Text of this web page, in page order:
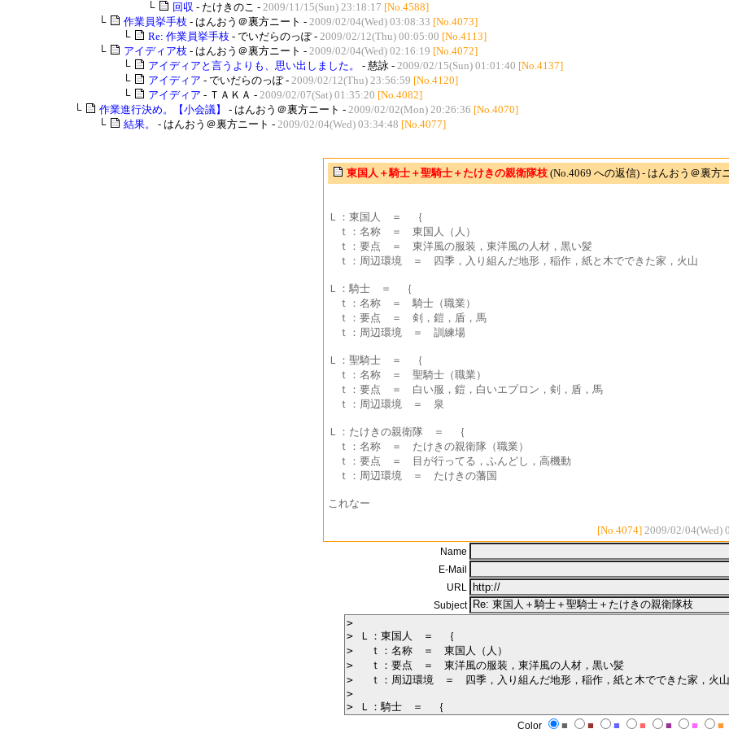
└ 回収 - たけきのこ - 2009/11/15(Sun) 23:18:17 [No.4588]
└
作業員挙手枝 - はんおう＠裏方ニート - 2009/02/04(Wed) 03:08:33 [No.4073]
└
Re: 作業員挙手枝 - でいだらのっぽ - 2009/02/12(Thu) 00:05:00 [No.4113]
└
アイディア枝 - はんおう＠裏方ニート - 2009/02/04(Wed) 02:16:19 [No.4072]
└
アイディアと言うよりも、思い出しました。 - 慈詠 - 2009/02/15(Sun) 01:01:40 [No.4137]
└
アイディア - でいだらのっぽ - 2009/02/12(Thu) 23:56:59 [No.4120]
└
アイディア - ＴＡＫＡ - 2009/02/07(Sat) 01:35:20 [No.4082]
└
作業進行決め。【小会議】 - はんおう＠裏方ニート - 2009/02/02(Mon) 20:26:36 [No.4070]
└
結果。 - はんおう＠裏方ニート - 2009/02/04(Wed) 03:34:48 [No.4077]
東国人＋騎士＋聖騎士＋たけきの親衛隊枝 (No.4069 への返信) - はんおう＠裏方
Ｌ：東国人 ＝ ｛
ｔ：名称 ＝ 東国人（人）
ｔ：要点 ＝ 東洋風の服装，東洋風の人材，黒い髪
ｔ：周辺環境 ＝ 四季，入り組んだ地形，稲作，紙と木でできた家，火山
Ｌ：騎士 ＝ ｛
ｔ：名称 ＝ 騎士（職業）
ｔ：要点 ＝ 剣，鎧，盾，馬
ｔ：周辺環境 ＝ 訓練場
Ｌ：聖騎士 ＝ ｛
ｔ：名称 ＝ 聖騎士（職業）
ｔ：要点 ＝ 白い服，鎧，白いエプロン，剣，盾，馬
ｔ：周辺環境 ＝ 泉
Ｌ：たけきの親衛隊 ＝ ｛
ｔ：名称 ＝ たけきの親衛隊（職業）
ｔ：要点 ＝ 目が行ってる，ふんどし，高機動
ｔ：周辺環境 ＝ たけきの藩国
これなー
[No.4074] 2009/02/04(Wed)
Name
E-Mail
URL
Subject
Color ■ ■ ■ ■ ■ ■ ■